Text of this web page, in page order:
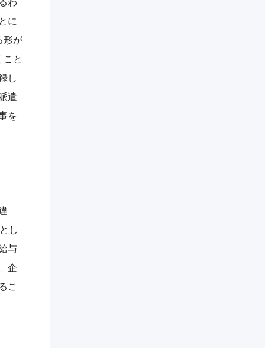
に
形が
と
し
遣
を
し
与
企
こ